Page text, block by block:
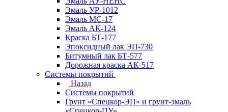
Эмаль УР-1012
Эмаль МС-17
Эмаль АК-124
Краска БТ-177
Эпоксидный лак ЭП-730
Битумный лак БТ-577
Дорожная краска АК-517
Системы покрытий
Назад
Системы покрытий
Грунт «Спецкор-ЭП» и грунт-эмаль